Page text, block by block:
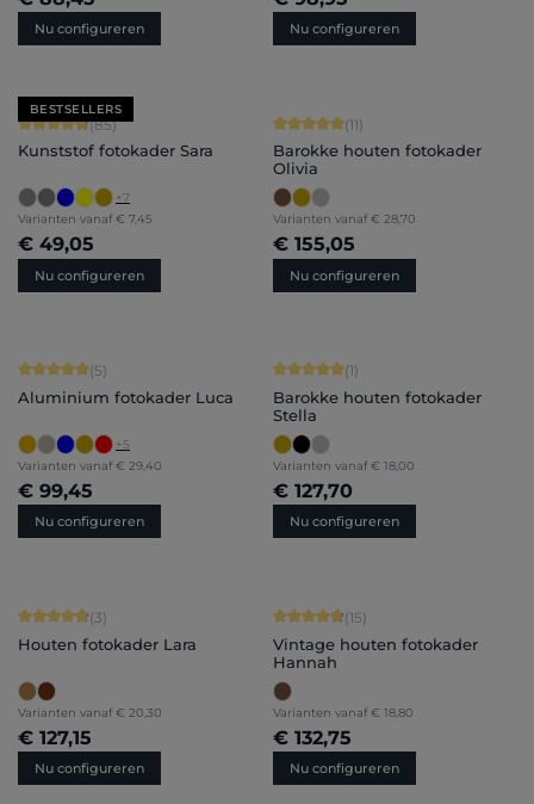
Nu configureren Nu configureren
BESTSELLERS
Gemiddelde score van 4.71 op 5 sterren
(85)
Kunststof fotokader Sara
+7
Varianten vanaf € 7,45
€ 49,05
Nu configureren
Gemiddelde score van 5 op 5 sterren
(11)
Barokke houten fotokader
Olivia
Varianten vanaf € 28,70
€ 155,05
Nu configureren
Gemiddelde score van 5 op 5 sterren
(5)
Aluminium fotokader Luca
+5
Varianten vanaf € 29,40
€ 99,45
Nu configureren
Gemiddelde score van 5 op 5 sterren
(1)
Barokke houten fotokader
Stella
Varianten vanaf € 18,00
€ 127,70
Nu configureren
Gemiddelde score van 4.67 op 5 sterren
(3)
Houten fotokader Lara
Varianten vanaf € 20,30
€ 127,15
Nu configureren
Gemiddelde score van 4.87 op 5
(15)
Vintage houten fotokader
Hannah
Varianten vanaf € 18,80
€ 132,75
Nu configureren